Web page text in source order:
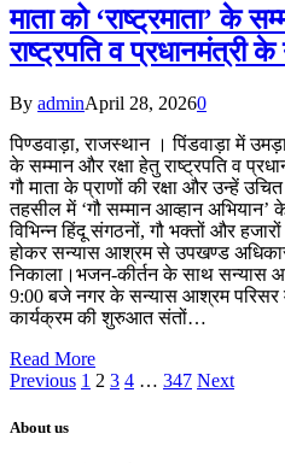
माता को ‘राष्ट्रमाता’ के
राष्ट्रपति व प्रधानमंत्री के
By adminApril 28, 20260
पिण्डवाड़ा, राजस्थान । पिंडवाड़ा में
के सम्मान और रक्षा हेतु राष्ट्रपति व
गौ माता के प्राणों की रक्षा और उन्हें
तहसील में ‘गौ सम्मान आव्हान
विभिन्न हिंदू संगठनों, गौ भक्तों और
होकर सन्यास आश्रम से उपखण्ड अधिकारी
निकाला।​भजन-कीर्तन के साथ सन्यास
9:00 बजे नगर के सन्यास आश्रम परिसर
कार्यक्रम की शुरुआत संतों…
Read More
Previous 1 2 3 4 … 347 Next
About us